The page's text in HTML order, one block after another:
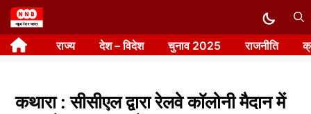
Skip
to
content राज्य देश – विदेश चुनाव 2025 राजनीति
कथारा : सीसीएल द्वारा रेलवे कॉलोनी मैदान में